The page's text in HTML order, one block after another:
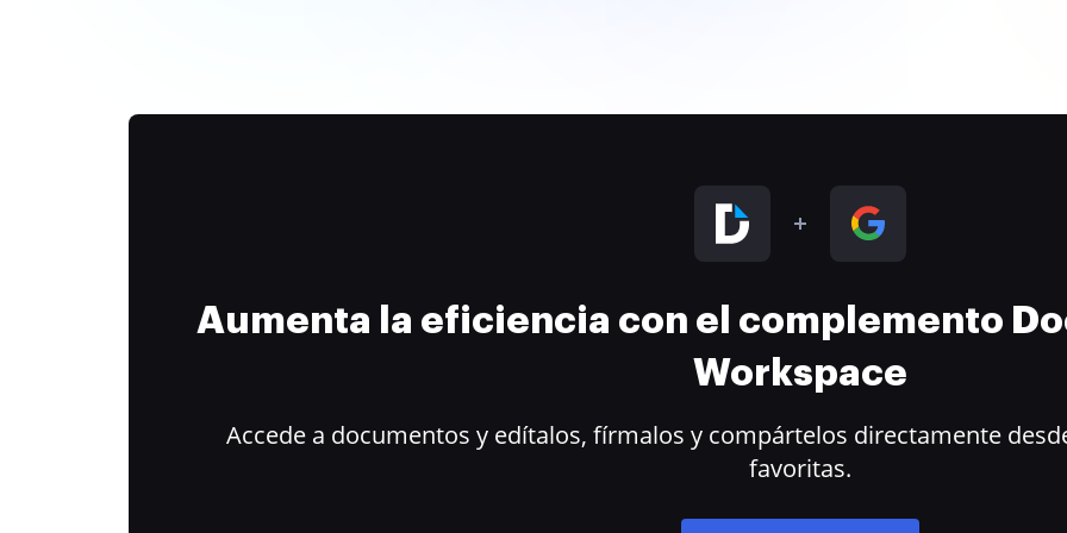
Aumenta la eficiencia con el complemento
Workspace
Accede a documentos y edítalos, fírmalos y compártelos directamente
favoritas.